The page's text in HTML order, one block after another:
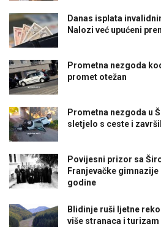
Danas isplata
Nalozi već upućeni
Prometna nezgoda
promet otežan
Prometna nezgoda u
sletjelo s ceste i
Povijesni prizor sa
Franjevačke
godine
Blidinje ruši ljetne
više stranaca i